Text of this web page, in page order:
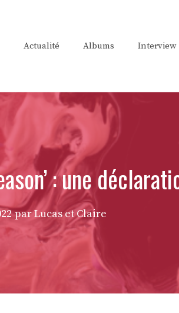
Actualité Albums Interview
: une
par Lucas et Claire